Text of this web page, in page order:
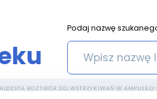
Podaj nazwę
ALDESTA ROZTWÓR DO WSTRZYKIWAŃ W